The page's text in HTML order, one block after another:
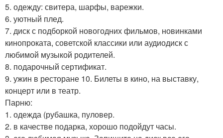
5. одежду: свитера, шарфы, варежки.
6. уютный плед.
7. диск с подборкой новогодних фильмов, новинками
кинопроката, советской классики или аудиодиск с
любимой музыкой родителей.
8. подарочный сертификат.
9. ужин в ресторане 10. Билеты в кино, на выставку,
концерт или в театр.
Парню:
1. одежда (рубашка, пуловер.
2. в качестве подарка, хорошо подойдут часы.